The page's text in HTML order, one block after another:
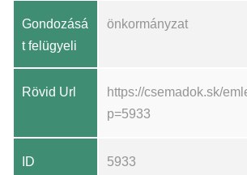
Gondozásá
t felügyeli
önkormányzat
Rövid Url
https://csemadok.sk/
p=5933
ID 5933